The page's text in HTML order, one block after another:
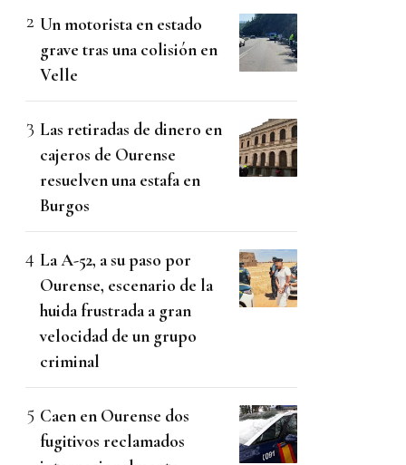
Un motorista en estado
grave tras una colisión en
Velle
Las retiradas de dinero en
cajeros de Ourense
resuelven una estafa en
Burgos
La A-52, a su paso por
Ourense, escenario de la
huida frustrada a gran
velocidad de un grupo
criminal
Caen en Ourense dos
fugitivos reclamados